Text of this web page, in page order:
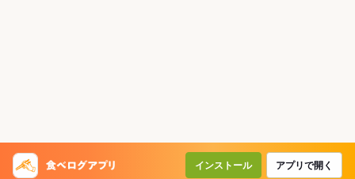
インストール アプリで開く